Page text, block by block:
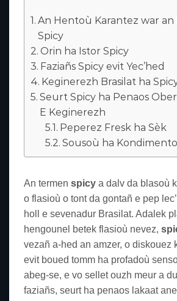
An Hentoù Karantez war an
Spicy
Orin ha Istor Spicy
Faziañs Spicy evit Yec’hed
Keginerezh Brasilat ha
Seurt Spicy ha Penaos
E Keginerezh
Peperez Fresk ha Sèk
Sousoù ha
An termen spicy a dalv da blasoù
o flasioù o tont da gontañ e pep
holl e sevenadur Brasilat. Adalek
hengounel betek flasioù nevez,
vezañ a-hed an amzer, o diskouez
evit boued tomm ha profadoù
abeg-se, e vo sellet ouzh meur a du
faziañs, seurt ha penaos lakaat